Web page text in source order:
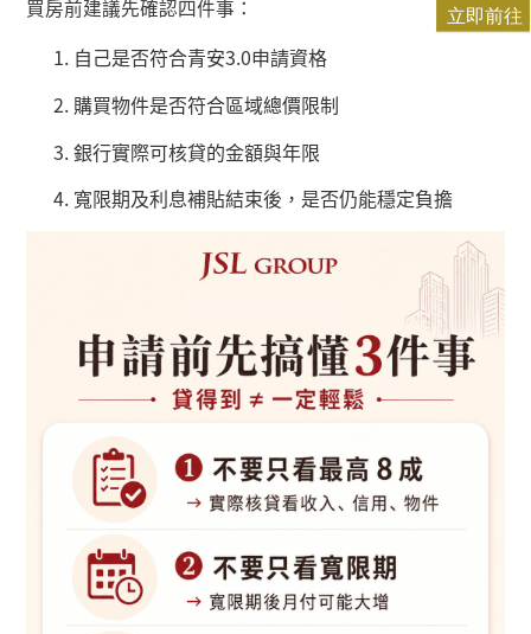
買房前建議先確認四件事：
自己是否符合青安3.0申請資格
購買物件是否符合區域總價限制
銀行實際可核貸的金額與年限
寬限期及利息補貼結束後，是否仍能穩定負擔